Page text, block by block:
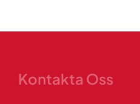
Kontakta Oss